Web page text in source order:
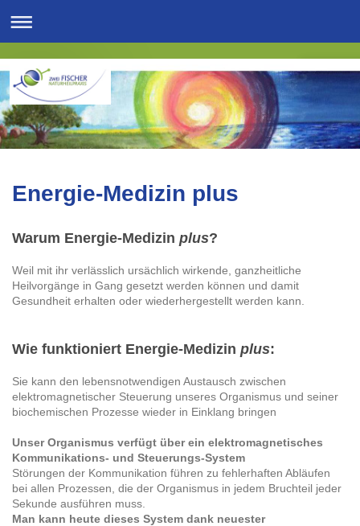
Energie-Medizin plus
Warum Energie-Medizin plus?
Weil mit ihr verlässlich ursächlich wirkende, ganzheitliche
Heilvorgänge in Gang gesetzt werden können und damit
Gesundheit erhalten oder wiederhergestellt werden kann.
Wie funktioniert Energie-Medizin plus:
Sie kann den lebensnotwendigen Austausch zwischen
elektromagnetischer Steuerung unseres Organismus und seiner
biochemischen Prozesse wieder in Einklang bringen
Unser Organismus verfügt über ein elektromagnetisches
Kommunikations- und Steuerungs-System
Störungen der Kommunikation führen zu fehlerhaften Abläufen
bei allen Prozessen, die der Organismus in jedem Bruchteil jeder
Sekunde ausführen muss.
Man kann heute dieses System dank neuester